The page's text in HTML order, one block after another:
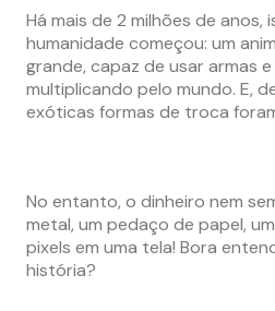
Há mais de 2 milhões de anos,
humanidade começou: um
grande, capaz de usar armas
multiplicando pelo mundo. E,
exóticas formas de troca
No entanto, o dinheiro nem
metal, um pedaço de papel,
pixels em uma tela! Bora
história?